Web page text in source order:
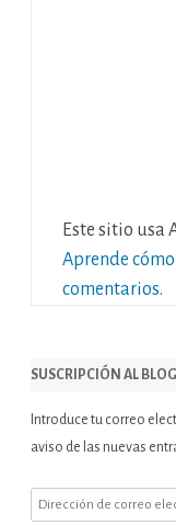
Este sitio usa
Aprende
comentarios.
SUSCRIPCIÓN AL
Introduce tu correo
aviso de las nuevas
Dirección